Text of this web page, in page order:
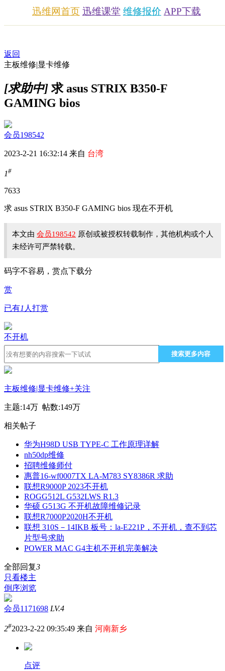
迅维网首页 迅维课堂 维修报价 APP下载
返回
主板维修|显卡维修
[求助中]求 asus STRIX B350-F
GAMING bios
会员198542
2023-2-21 16:32:14 来自 台湾
1#
7633
求 asus STRIX B350-F GAMING bios 现在不开机
本文由 会员198542 原创或被授权转载制作，其他机构或个人
未经许可严禁转载。
码字不容易，赏点下载分
赏
已有1 人打赏
不开机
搜索更多内容
主板维修|显卡维修+关注
主题:14万 帖数:149万
相关帖子
华为H98D USB TYPE-C 工作原理详解
nh50dp维修
招聘维修师付
惠普16-wf0007TX LA-M783 SY8386R 求助
联想R9000P 2023不开机
ROGG512L G532LWS R1.3
华硕 G513G 不开机故障维修记录
联想R7000P2020H不开机
联想 310S－14IKB 板号：la-E221P，不开机，查不到芯
片型号求助
POWER MAC G4主机不开机完美解决
全部回复3
只看楼主
倒序浏览
会员1171698 LV.4
2#2023-2-22 09:35:49 来自 河南新乡
点评